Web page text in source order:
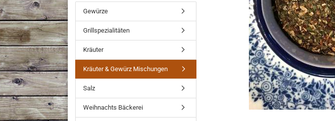
Gewürze
Grillspezialitäten
Kräuter
Kräuter & Gewürz Mischungen
Salz
Weihnachts Bäckerei